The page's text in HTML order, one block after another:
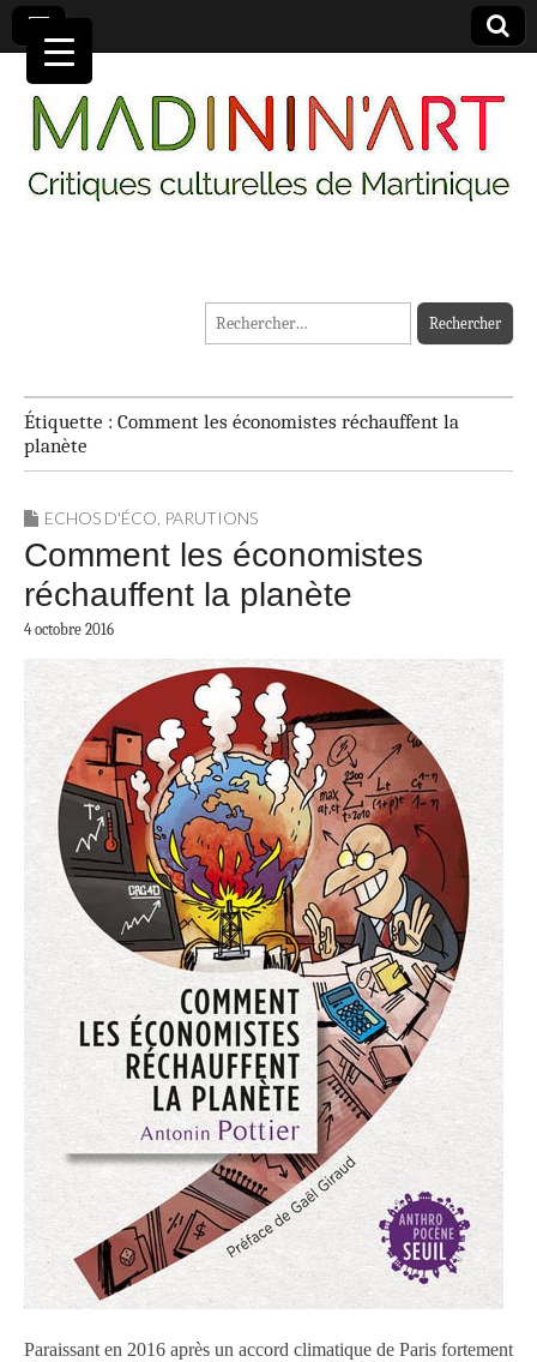
MADININ'ART
Rechercher :
Étiquette : Comment les économistes réchauffent la
planète
ECHOS D'ÉCO, PARUTIONS
Comment les économistes
réchauffent la planète
4 octobre 2016
Paraissant en 2016 après un accord climatique de Paris fortement